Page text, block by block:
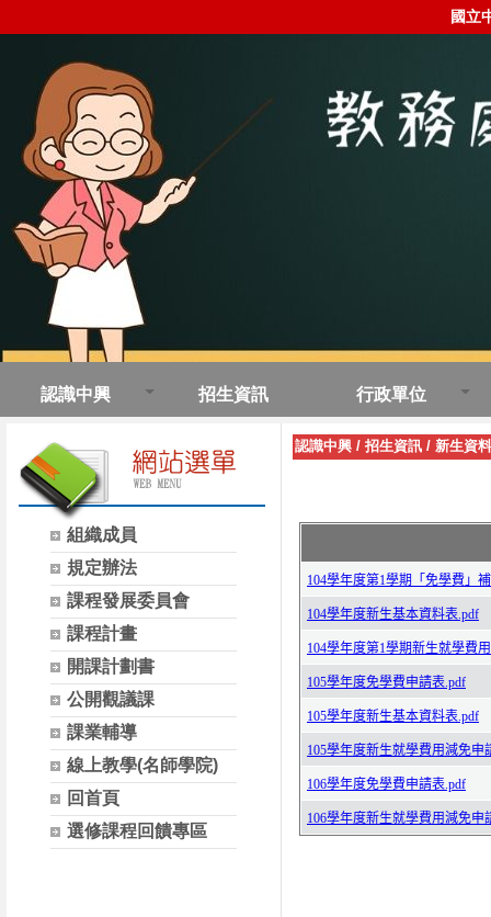
國立
認識中興 招生資訊 行政單位
組織成員
規定辦法
課程發展委員會
課程計畫
開課計劃書
公開觀議課
課業輔導
線上教學(名師學院)
回首頁
選修課程回饋專區
認識中興 / 招生資訊 / 新生資